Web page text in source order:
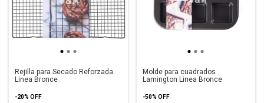
Rejilla para Secado Reforzada
Linea Bronce
-20% OFF
Molde para cuadrados
Lamington Linea Bronce
-50% OFF